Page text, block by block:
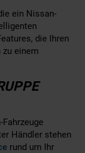
ein Nissan-
die Ihren
einem
Händler stehen
rund um Ihr